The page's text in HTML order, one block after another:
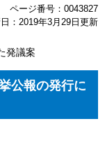
ページ番号：0043827
：2019年3月29日更新
発議案
公報の発行に